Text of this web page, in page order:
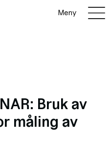
Meny
Bruk av
måling av